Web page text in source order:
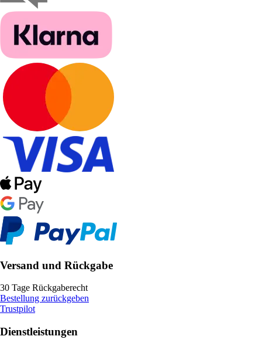
Versand und Rückgabe
30 Tage Rückgaberecht
Bestellung zurückgeben
Trustpilot
Dienstleistungen